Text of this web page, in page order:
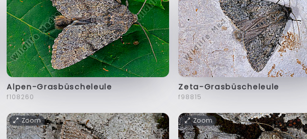
Alpen-Grasbüscheleule
f108260
Zeta-Grasbüscheleule
f98815
Zoom Zoom